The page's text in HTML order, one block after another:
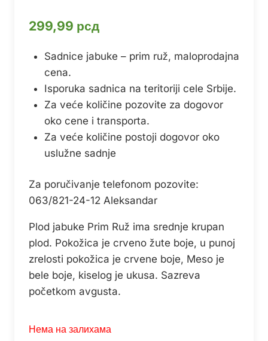
299,99 рсд
Sadnice jabuke – prim ruž, maloprodajna
cena.
Isporuka sadnica na teritoriji cele Srbije.
Za veće količine pozovite za dogovor
oko cene i transporta.
Za veće količine postoji dogovor oko
uslužne sadnje
Za poručivanje telefonom pozovite:
063/821-24-12 Aleksandar
Plod jabuke Prim Ruž ima srednje krupan
plod. Pokožica je crveno žute boje, u punoj
zrelosti pokožica je crvene boje, Meso je
bele boje, kiselog je ukusa. Sazreva
početkom avgusta.
Нема на залихама